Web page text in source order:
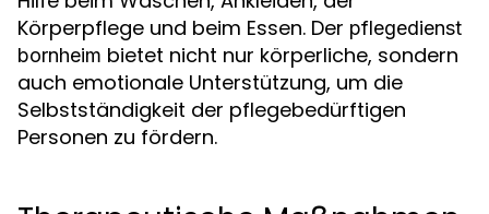
Körperpflege und beim Essen. Der pflegedienst
bornheim bietet nicht nur körperliche, sondern
auch emotionale Unterstützung, um die
Selbstständigkeit der pflegebedürftigen
Personen zu fördern.